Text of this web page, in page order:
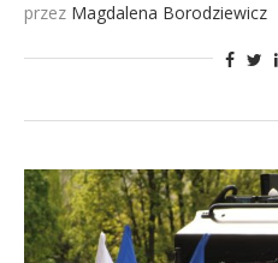
przez Magdalena Borodziewicz